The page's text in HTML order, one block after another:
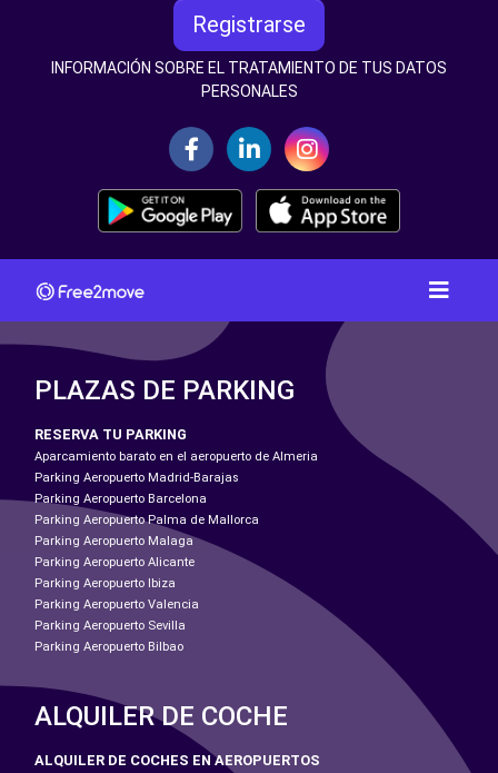
Registrarse
INFORMACIÓN SOBRE EL TRATAMIENTO DE TUS DATOS
PERSONALES
PLAZAS DE PARKING
RESERVA TU PARKING
Aparcamiento barato en el aeropuerto de Almeria
Parking Aeropuerto Madrid-Barajas
Parking Aeropuerto Barcelona
Parking Aeropuerto Palma de Mallorca
Parking Aeropuerto Malaga
Parking Aeropuerto Alicante
Parking Aeropuerto Ibiza
Parking Aeropuerto Valencia
Parking Aeropuerto Sevilla
Parking Aeropuerto Bilbao
ALQUILER DE COCHE
ALQUILER DE COCHES EN AEROPUERTOS